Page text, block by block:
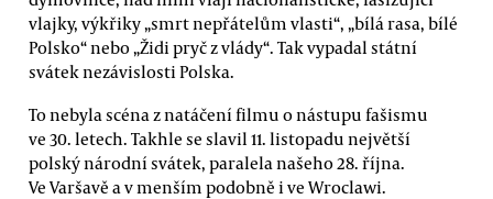
vlajky, výkřiky „smrt nepřátelům vlasti“, „bílá rasa, bílé
Polsko“ nebo „Židi pryč z vlády“. Tak vypadal státní
svátek nezávislosti Polska.
To nebyla scéna z natáčení filmu o nástupu fašismu
ve 30. letech. Takhle se slavil 11. listopadu největší
polský národní svátek, paralela našeho 28. října.
Ve Varšavě a v menším podobně i ve Wroclawi.